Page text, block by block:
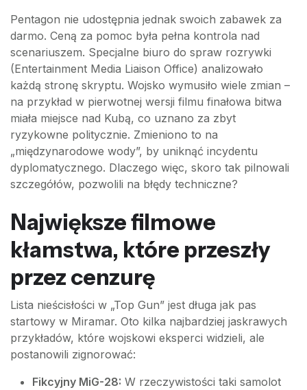
Pentagon nie udostępnia jednak swoich zabawek za
darmo. Ceną za pomoc była pełna kontrola nad
scenariuszem. Specjalne biuro do spraw rozrywki
(Entertainment Media Liaison Office) analizowało
każdą stronę skryptu. Wojsko wymusiło wiele zmian –
na przykład w pierwotnej wersji filmu finałowa bitwa
miała miejsce nad Kubą, co uznano za zbyt
ryzykowne politycznie. Zmieniono to na
„międzynarodowe wody”, by uniknąć incydentu
dyplomatycznego. Dlaczego więc, skoro tak pilnowali
szczegółów, pozwolili na błędy techniczne?
Największe filmowe
kłamstwa, które przeszły
przez cenzurę
Lista nieścisłości w „Top Gun” jest długa jak pas
startowy w Miramar. Oto kilka najbardziej jaskrawych
przykładów, które wojskowi eksperci widzieli, ale
postanowili zignorować:
Fikcyjny MiG-28: W rzeczywistości taki samolot